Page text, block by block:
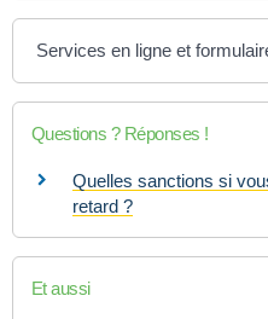
Services en ligne et
Questions ? Réponses !
Quelles sanctions si
retard ?
Et aussi